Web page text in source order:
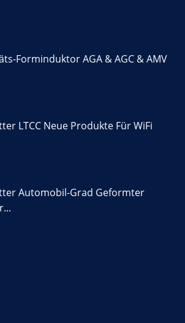
Forminduktor AGA & AGC & AMV
LTCC Neue Produkte Für WiFi
Automobil-Grad Geformter